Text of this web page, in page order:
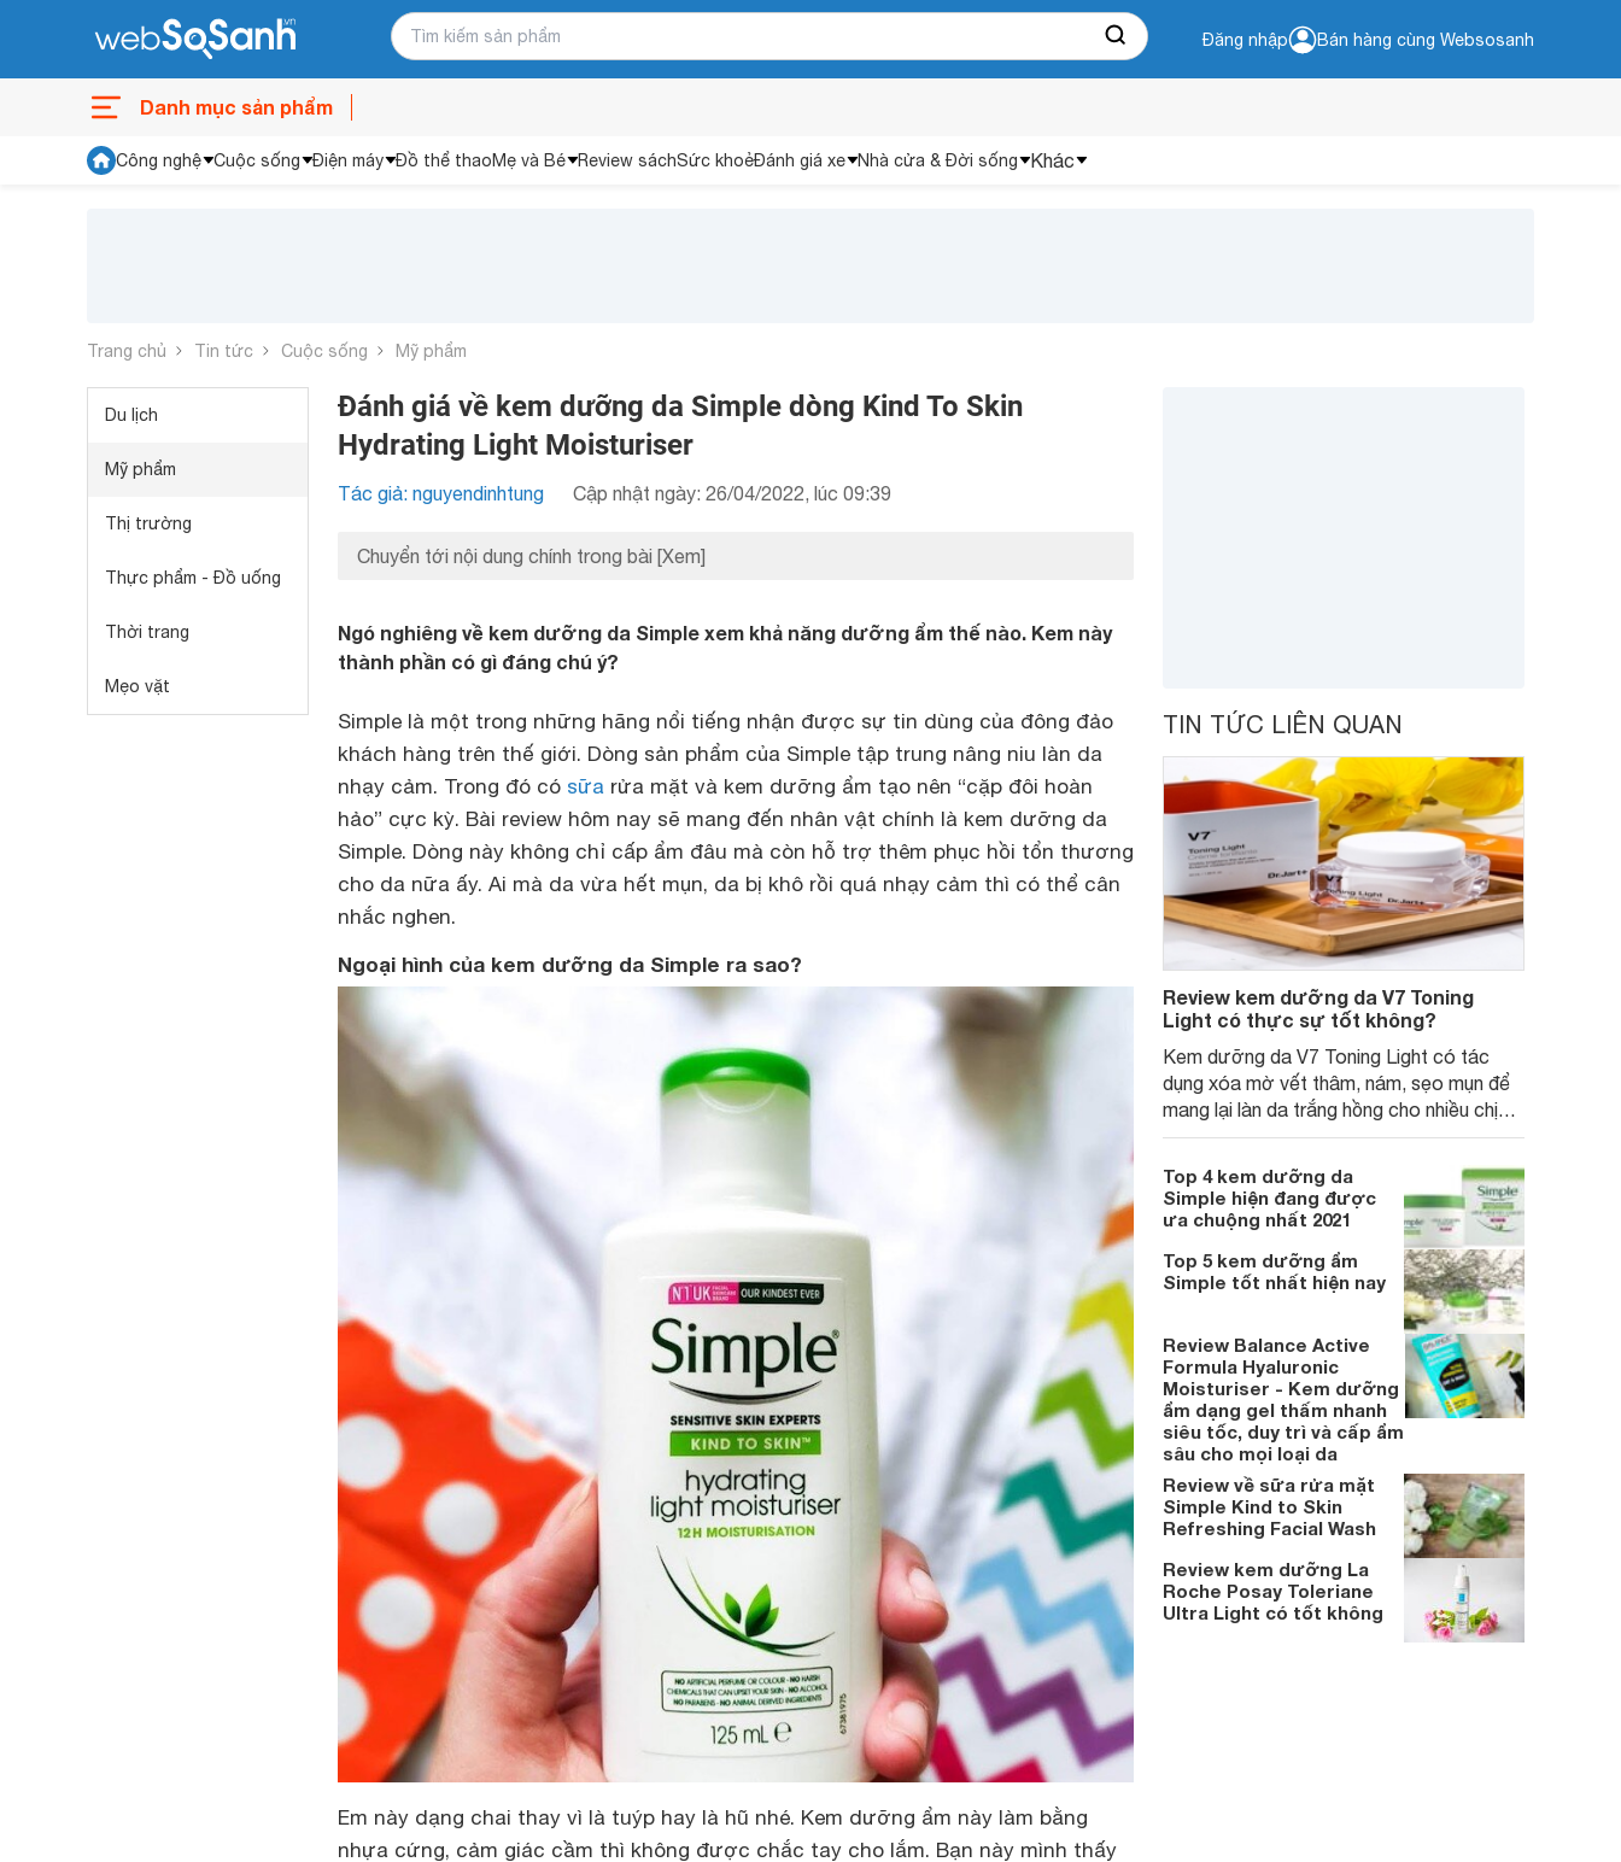
Đăng nhập Bán hàng cùng Websosanh
Danh mục sản phẩm
Công nghệ Cuộc sống Điện máy Đồ thể thaoMẹ và Bé Review sáchSức khoẻĐánh giá xe Nhà cửa & Đời sống Khác
Trang chủ Tin tức Cuộc sống Mỹ phẩm
Du lịch
Mỹ phẩm
Thị trường
Thực phẩm - Đồ uống
Thời trang
Mẹo vặt
Đánh giá về kem dưỡng da Simple dòng Kind To Skin
Hydrating Light Moisturiser
Tác giả: nguyendinhtung Cập nhật ngày: 26/04/2022, lúc 09:39
Chuyển tới nội dung chính trong bài [Xem]
Ngó nghiêng về kem dưỡng da Simple xem khả năng dưỡng ẩm thế nào. Kem này
thành phần có gì đáng chú ý?
Simple là một trong những hãng nổi tiếng nhận được sự tin dùng của đông đảo
khách hàng trên thế giới. Dòng sản phẩm của Simple tập trung nâng niu làn da
nhạy cảm. Trong đó có sữa rửa mặt và kem dưỡng ẩm tạo nên “cặp đôi hoàn
hảo” cực kỳ. Bài review hôm nay sẽ mang đến nhân vật chính là kem dưỡng da
Simple. Dòng này không chỉ cấp ẩm đâu mà còn hỗ trợ thêm phục hồi tổn thương
cho da nữa ấy. Ai mà da vừa hết mụn, da bị khô rồi quá nhạy cảm thì có thể cân
nhắc nghen.
Ngoại hình của kem dưỡng da Simple ra sao?
Em này dạng chai thay vì là tuýp hay là hũ nhé. Kem dưỡng ẩm này làm bằng
nhựa cứng, cảm giác cầm thì không được chắc tay cho lắm. Bạn này mình thấy
TIN TỨC LIÊN QUAN
Review kem dưỡng da V7 Toning
Light có thực sự tốt không?
Kem dưỡng da V7 Toning Light có tác
dụng xóa mờ vết thâm, nám, sẹo mụn để
mang lại làn da trắng hồng cho nhiều chị
em.
Top 4 kem dưỡng da
Simple hiện đang được
ưa chuộng nhất 2021
Top 5 kem dưỡng ẩm
Simple tốt nhất hiện nay
Review Balance Active
Formula Hyaluronic
Moisturiser - Kem dưỡng
ẩm dạng gel thấm nhanh
siêu tốc, duy trì và cấp ẩm
sâu cho mọi loại da
Review về sữa rửa mặt
Simple Kind to Skin
Refreshing Facial Wash
Review kem dưỡng La
Roche Posay Toleriane
Ultra Light có tốt không